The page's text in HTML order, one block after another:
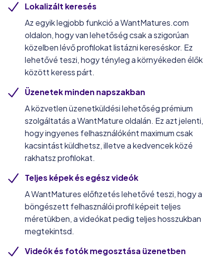
Lokalizált keresés
Az egyik legjobb funkció a WantMatures.com
oldalon, hogy van lehetőség csak a szigorúan
közelben lévő profilokat listázni kereséskor. Ez
lehetővé teszi, hogy tényleg a környékeden élők
között keress párt.
Üzenetek minden napszakban
A közvetlen üzenetküldési lehetőség prémium
szolgáltatás a WantMature oldalán. Ez azt jelenti,
hogy ingyenes felhasználóként maximum csak
kacsintást küldhetsz, illetve a kedvencek közé
rakhatsz profilokat.
Teljes képek és egész videók
A WantMatures előfizetés lehetővé teszi, hogy a
böngészett felhasználói profil képeit teljes
méretükben, a videókat pedig teljes hosszukban
megtekintsd.
Videók és fotók megosztása üzenetben